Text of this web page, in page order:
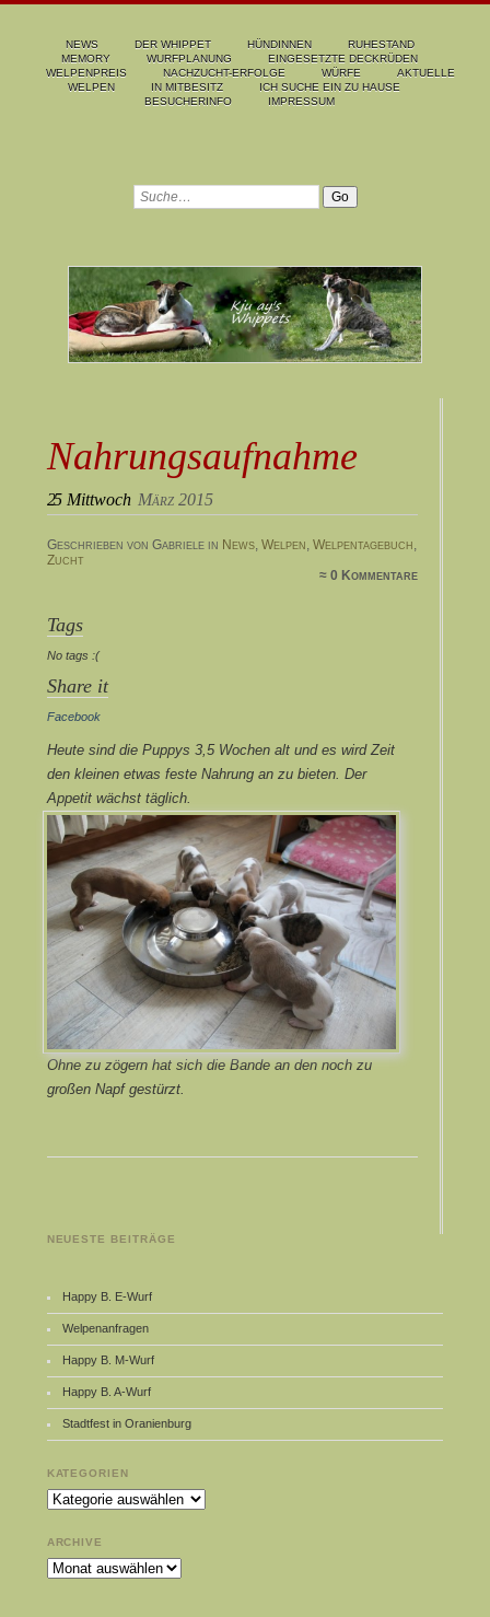
NEWS DER WHIPPET HÜNDINNEN
RUHESTAND
MEMORY
WURFPLANUNG
EINGESETZTE DECKRÜDEN
WELPENPREIS
NACHZUCHT-ERFOLGE WÜRFE
AKTUELLE
WELPEN
IN MITBESITZ
ICH SUCHE EIN ZU HAUSE
BESUCHERINFO
IMPRESSUM
Nahrungsaufnahme
25 Mittwoch März 2015
Geschrieben von Gabriele in News, Welpen, Welpentagebuch,
Zucht
≈ 0 Kommentare
Tags
No tags :(
Share it
Facebook
Heute sind die Puppys 3,5 Wochen alt und es wird Zeit
den kleinen etwas feste Nahrung an zu bieten. Der
Appetit wächst täglich.
Ohne zu zögern hat sich die Bande an den noch zu
großen Napf gestürzt.
NEUESTE BEITRÄGE
Happy B. E-Wurf
Welpenanfragen
Happy B. M-Wurf
Happy B. A-Wurf
Stadtfest in Oranienburg
KATEGORIEN
Kategorien
ARCHIVE
Archive